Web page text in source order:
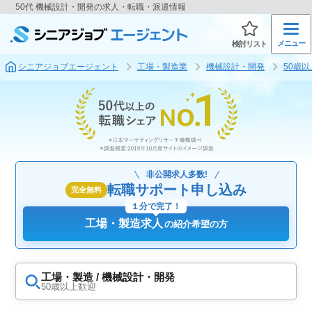
50代 機械設計・開発の求人・転職・派遣情報
検討リスト メニュー
シニアジョブエージェント 工場・製造業 機械設計・開発 50歳以
完全無料
非公開求人多数!
転職サポート申し込み
工場・製造求人 の紹介希望の方
１分で完了！
工場・製造 / 機械設計・開発
50歳以上歓迎